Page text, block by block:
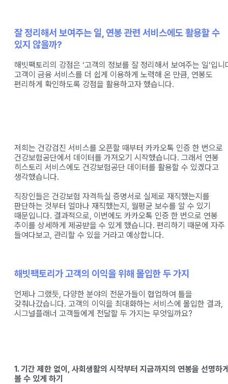
잘 정리해서 보여주는 일, 연봉 관련 서비스에도 활용할 수
있지 않을까?
해빗팩토리의 강점은 ‘고객의 정보를 잘 정리해서 보여주는 일’입니
고객이 금융 서비스를 더 쉽게 이용하게 노력해 온 만큼, 연봉도
편리하게 확인하도록 강점을 활용하고자 했습니다.
저희는 건강검진 서비스를 오픈할 때부터 카카오톡 인증 한 번으로
건강보험공단에서 데이터를 가져오기 시작했습니다. 그래서 연봉
히스토리 서비스에도 건강보험공단 데이터를 활용할 수 있겠다고
생각했습니다.
직장인들은 건강보험 자격득실 증명서로 실제로 재직했는지를
판단하는 것부터 얼마나 재직했는지, 월평균 보수를 알 수 있기
때문입니다. 결과적으로, 이번에도 카카오톡 인증 한 번으로 연봉
추이를 상세하게 제공받을 수 있게 했습니다. 편리하기 때문에 자주
들여다보고, 관리할 수 있을 거라고 예상합니다.
해빗팩토리가 고객의 이익을 위해 몰입한 두 가지
언제나 그랬듯, 다양한 분야의 전문가들이 협업하여 틀을
갖춰나갔습니다. 고객의 이익을 최대화하는 서비스에 몰입한 결과,
시그널플래너 고객들에게 전달할 두 가지는 무엇일까요?
1. 기간 제한 없이, 사회생활의 시작부터 지금까지의 연봉을 선명하
볼 수 있게 하기